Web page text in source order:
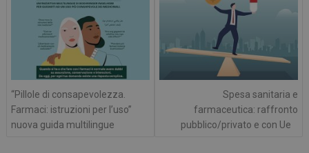
“Pillole di consapevolezza.
Farmaci: istruzioni per l’uso”
nuova guida multilingue
Spesa sanitaria e
farmaceutica: raffronto
pubblico/privato e con Ue
PHPSESSID
PHP.net
.www.farmamese.it